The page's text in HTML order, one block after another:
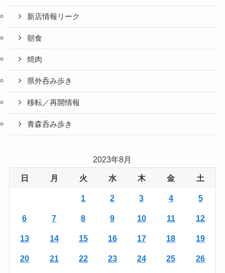
新店情報リーク
朝食
焼肉
県外呑み歩き
移転／再開情報
青森呑み歩き
2023年8月
日 月 火 水 木 金 土
1 2 3 4 5
6 7 8 9 10 11 12
13 14 15 16 17 18 19
20 21 22 23 24 25 26